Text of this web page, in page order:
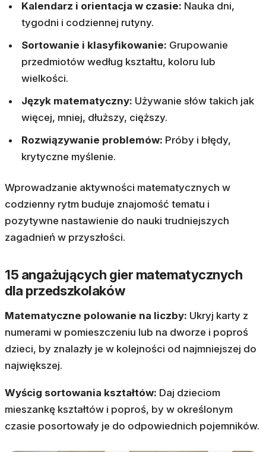
Kalendarz i orientacja w czasie: Nauka dni,
tygodni i codziennej rutyny.
Sortowanie i klasyfikowanie: Grupowanie
przedmiotów według kształtu, koloru lub
wielkości.
Język matematyczny: Używanie słów takich jak
więcej, mniej, dłuższy, cięższy.
Rozwiązywanie problemów: Próby i błędy,
krytyczne myślenie.
Wprowadzanie aktywności matematycznych w
codzienny rytm buduje znajomość tematu i
pozytywne nastawienie do nauki trudniejszych
zagadnień w przyszłości.
15 angażujących gier matematycznych
dla przedszkolaków
Matematyczne polowanie na liczby: Ukryj karty z
numerami w pomieszczeniu lub na dworze i poproś
dzieci, by znalazły je w kolejności od najmniejszej do
największej.
Wyścig sortowania kształtów: Daj dzieciom
mieszankę kształtów i poproś, by w określonym
czasie posortowały je do odpowiednich pojemników.